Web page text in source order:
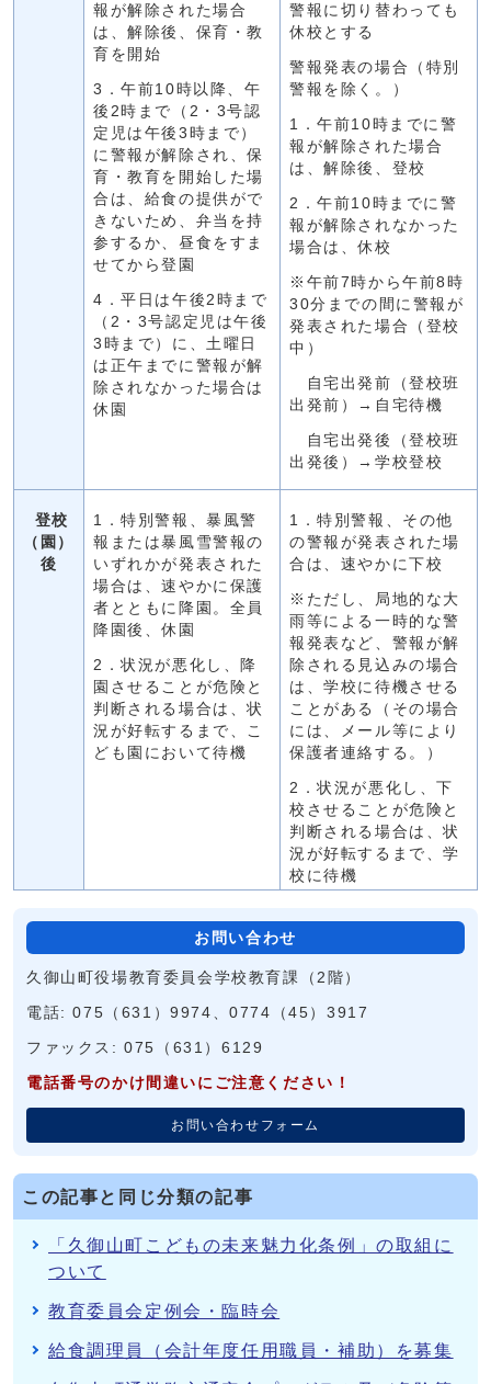
報が解除された場合
は、解除後、保育・教
育を開始
3．午前10時以降、午
後2時まで（2・3号認
定児は午後3時まで）
に警報が解除され、保
育・教育を開始した場
合は、給食の提供がで
きないため、弁当を持
参するか、昼食をすま
せてから登園
4．平日は午後2時まで
（2・3号認定児は午後
3時まで）に、土曜日
は正午までに警報が解
除されなかった場合は
休園
警報に切り替わっても
休校とする
警報発表の場合（特別
警報を除く。）
1．午前10時までに警
報が解除された場合
は、解除後、登校
2．午前10時までに警
報が解除されなかった
場合は、休校
※午前7時から午前8時
30分までの間に警報が
発表された場合（登校
中）
自宅出発前（登校班
出発前）→自宅待機
自宅出発後（登校班
出発後）→学校登校
登校
（園）
後
1．特別警報、暴風警
報または暴風雪警報の
いずれかが発表された
場合は、速やかに保護
者とともに降園。全員
降園後、休園
2．状況が悪化し、降
園させることが危険と
判断される場合は、状
況が好転するまで、こ
ども園において待機
1．特別警報、その他
の警報が発表された場
合は、速やかに下校
※ただし、局地的な大
雨等による一時的な警
報発表など、警報が解
除される見込みの場合
は、学校に待機させる
ことがある（その場合
には、メール等により
保護者連絡する。）
2．状況が悪化し、下
校させることが危険と
判断される場合は、状
況が好転するまで、学
校に待機
お問い合わせ
久御山町役場教育委員会学校教育課（2階）
電話: 075（631）9974、0774（45）3917
ファックス: 075（631）6129
電話番号のかけ間違いにご注意ください！
お問い合わせフォーム
この記事と同じ分類の記事
「久御山町こどもの未来魅力化条例」の取組に
ついて
教育委員会定例会・臨時会
給食調理員（会計年度任用職員・補助）を募集